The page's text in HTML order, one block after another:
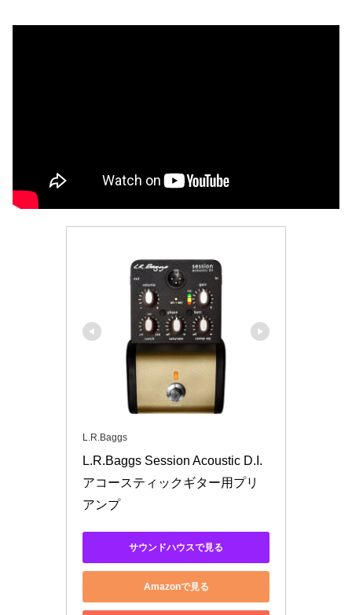
L.R.Baggs
L.R.Baggs Session Acoustic D.I.
アコースティックギター用プリ
アンプ
サウンドハウスで見る
Amazonで見る